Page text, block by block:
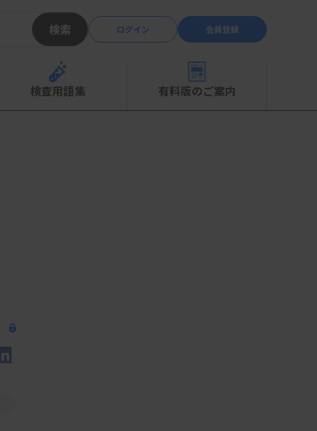
検索 ログイン 会員登録
検査用語集 有料版のご案内